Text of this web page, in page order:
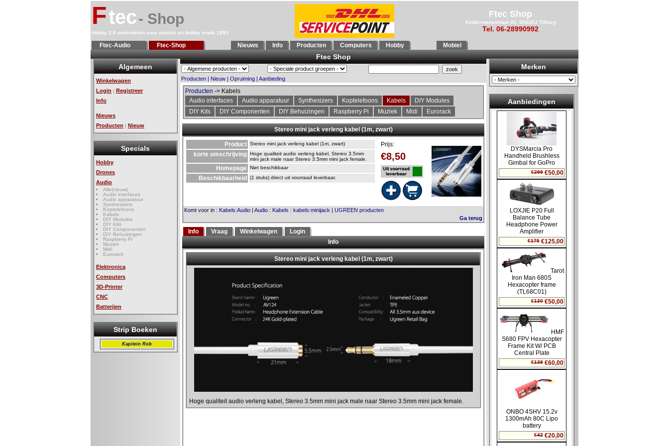
Ftec- Shop
Hobby 2.0 onderdelen voor muziek en hobby sinds 1993
Ftec Shop
Keldermansstraat 45, 5041KJ Tilburg
Tel. 06-28990992
Ftec-Audio Ftec-Shop Nieuws Info Producten Computers Hobby Mobiel
Algemeen
Winkelwagen
Login | Registreer
Info
Nieuws
Producten | Nieuw
Specials
Hobby
Drones
Audio
Alle(nieuw)
Audio interfaces
Audio apparatuur
Synthesizers
Koptelefoons
Kabels
DIY Modules
DIY Kits
DIY Componenten
DIY Behuizingen
Raspberry Pi
Muziek
Midi
Eurorack
Elektronica
Computers
3D-Printer
CNC
Batterijen
Strip Boeken
Kapitein Rob
Ftec Shop
Producten | Nieuw | Opruiming | Aanbieding
Producten -> Kabels
Audio interfaces
Audio apparatuur Synthesizers Koptelefoons Kabels
DIY Modules
DIY Kits
DIY Componenten DIY Behuizingen Raspberry Pi Muziek Midi Eurorack
Stereo mini jack verleng kabel (1m, zwart)
Product Stereo mini jack verleng kabel (1m, zwart)
korte omschrijving Hoge qualiteit audio verleng kabel, Stereo 3.5mm
mini jack male naar Stereo 3.5mm mini jack female.
Homepage Niet beschikbaar
Beschikbaarheid (1 stuks) direct uit voorraad leverbaar.
Prijs:
€8,50
Komt voor in : Kabels:Audio | Audio : Kabels : kabels:minijack | UGREEN producten
Ga terug
Info Vraag Winkelwagen
Login
Info
Merken
Aanbiedingen